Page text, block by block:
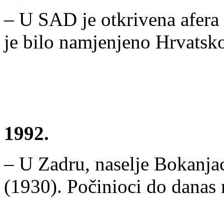
– U SAD je otkrivena
je bilo namjenjeno
1992.
– U Zadru, naselje
(1930). Počinioci do